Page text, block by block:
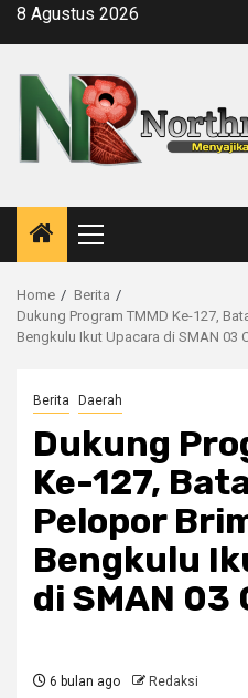
Skip8 Agustus 2026
Primary
Menu
Home
Berita
Dukung Program TMMD Ke-127,
Bengkulu Ikut Upacara di SMAN 03
Berita Daerah
Dukung
Ke-127,
Pelopor
Bengkulu
di SMAN
6 bulan ago Redaksi